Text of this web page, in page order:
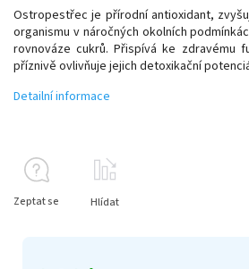
Ostropestřec je přírodní antioxidant,
organismu v náročných okolních
rovnováze cukrů. Přispívá ke zdravému
příznivě ovlivňuje jejich detoxikační
Detailní informace
Zeptat se Hlídat